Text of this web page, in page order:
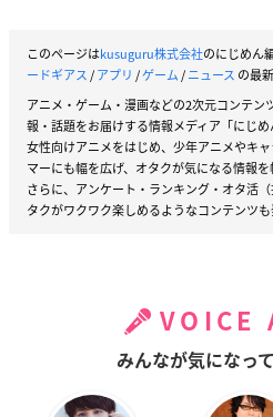
このページはkusuguru株式会社のにじめん
ードギアス/アプリ /ゲーム/ニュース の最
アニメ・ゲーム・漫画などの2次元コンテン
報・話題をお届けする情報メディア「にじめ
女性向けアニメをはじめ、少年アニメやキ
マーにも幅を広げ、オタクが気になる情報を
さらに、アンケート・ランキング・オタ活
タクがワクワク楽しめるようなコンテンツも
VOICE
みんなが気になっ